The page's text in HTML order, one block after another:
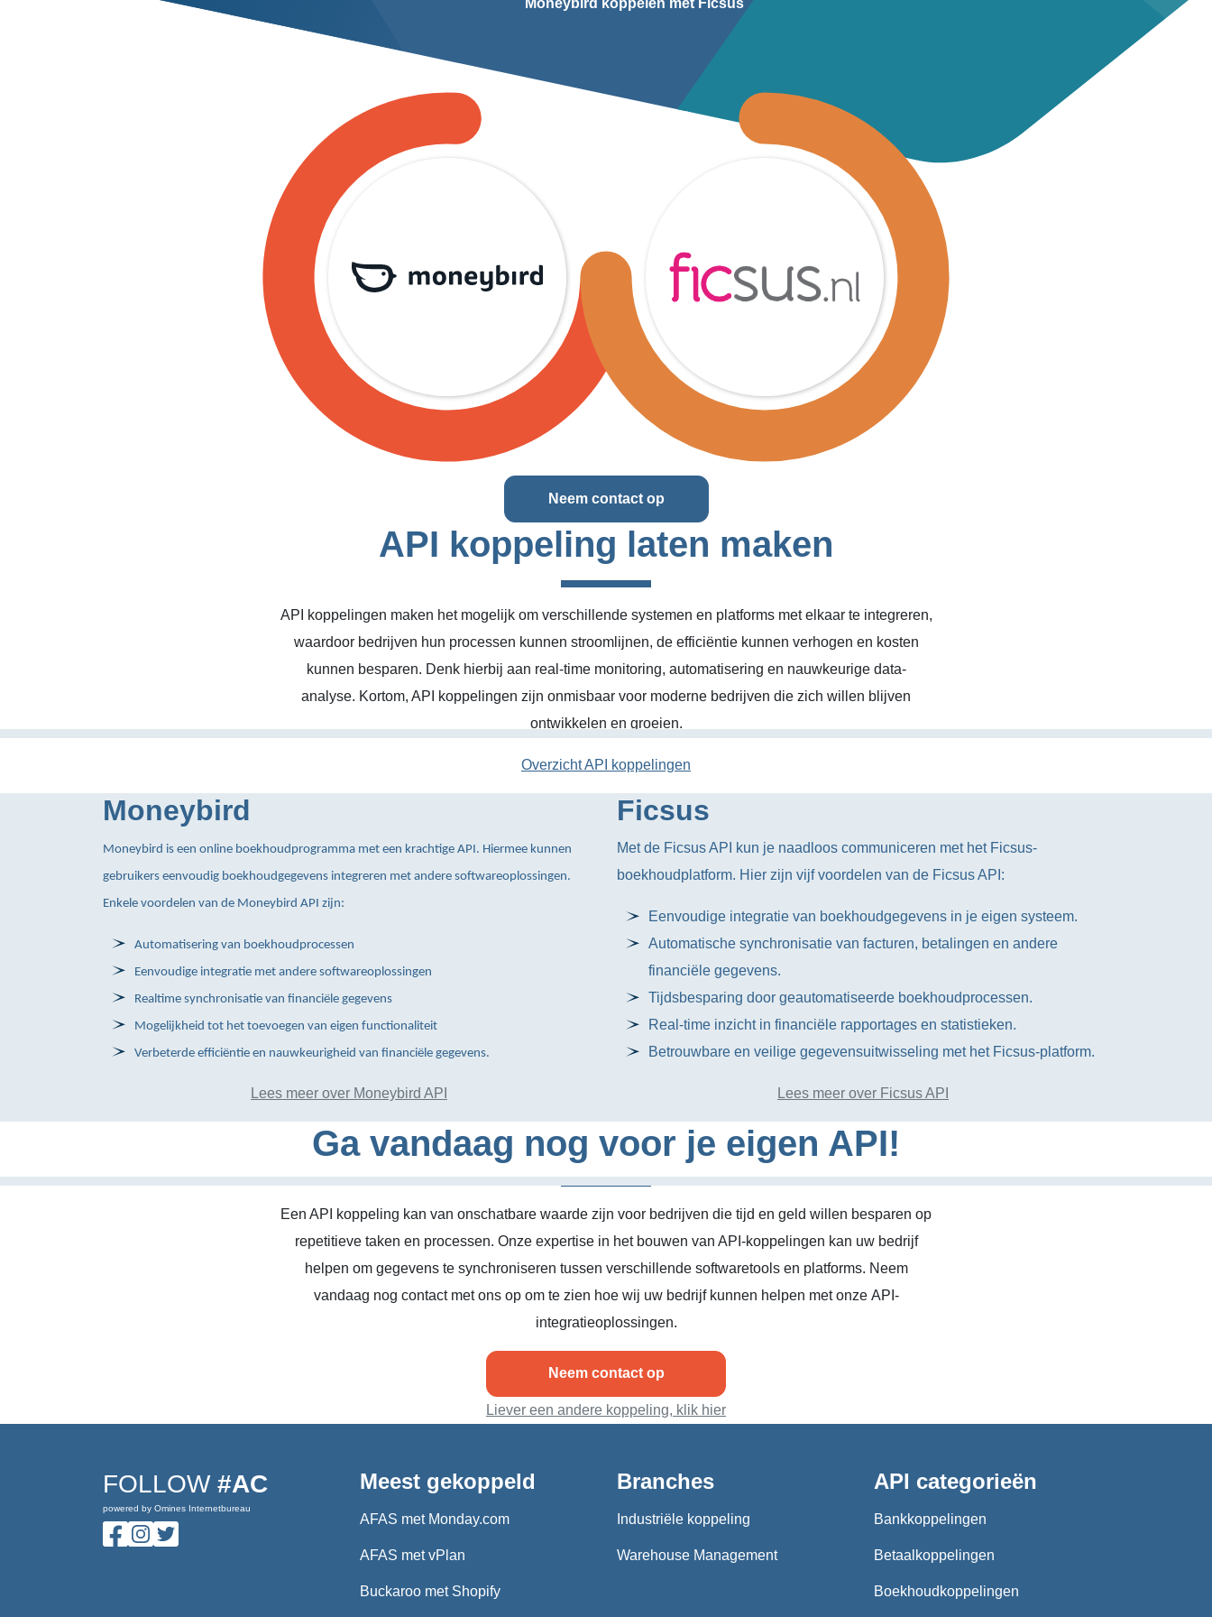
Moneybird koppelen met Ficsus
Neem contact op
API koppeling laten maken
API koppelingen maken het mogelijk om verschillende systemen en platforms met elkaar te integreren,
waardoor bedrijven hun processen kunnen stroomlijnen, de efficiëntie kunnen verhogen en kosten
kunnen besparen. Denk hierbij aan real-time monitoring, automatisering en nauwkeurige data-
analyse. Kortom, API koppelingen zijn onmisbaar voor moderne bedrijven die zich willen blijven
ontwikkelen en groeien.
Overzicht API koppelingen
Moneybird
Moneybird is een online boekhoudprogramma met een krachtige API. Hiermee kunnen
gebruikers eenvoudig boekhoudgegevens integreren met andere softwareoplossingen.
Enkele voordelen van de Moneybird API zijn:
Automatisering van boekhoudprocessen
Eenvoudige integratie met andere softwareoplossingen
Realtime synchronisatie van financiële gegevens
Mogelijkheid tot het toevoegen van eigen functionaliteit
Verbeterde efficiëntie en nauwkeurigheid van financiële gegevens.
Lees meer over Moneybird API
Ficsus
Met de Ficsus API kun je naadloos communiceren met het Ficsus-
boekhoudplatform. Hier zijn vijf voordelen van de Ficsus API:
Eenvoudige integratie van boekhoudgegevens in je eigen systeem.
Automatische synchronisatie van facturen, betalingen en andere
financiële gegevens.
Tijdsbesparing door geautomatiseerde boekhoudprocessen.
Real-time inzicht in financiële rapportages en statistieken.
Betrouwbare en veilige gegevensuitwisseling met het Ficsus-platform.
Lees meer over Ficsus API
Ga vandaag nog voor je eigen API!
Een API koppeling kan van onschatbare waarde zijn voor bedrijven die tijd en geld willen besparen op
repetitieve taken en processen. Onze expertise in het bouwen van API-koppelingen kan uw bedrijf
helpen om gegevens te synchroniseren tussen verschillende softwaretools en platforms. Neem
vandaag nog contact met ons op om te zien hoe wij uw bedrijf kunnen helpen met onze API-
integratieoplossingen.
Neem contact op
Liever een andere koppeling, klik hier
FOLLOW #AC
powered by Omines Internetbureau
Meest gekoppeld
AFAS met Monday.com
AFAS met vPlan
Buckaroo met Shopify
Branches
Industriële koppeling
Warehouse Management
API categorieën
Bankkoppelingen
Betaalkoppelingen
Boekhoudkoppelingen